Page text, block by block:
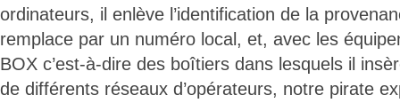
ordinateurs, il enlève l’identification de la
remplace par un numéro local, et, avec les
BOX c’est-à-dire des boîtiers dans lesquels il
de différents réseaux d’opérateurs, notre pirate